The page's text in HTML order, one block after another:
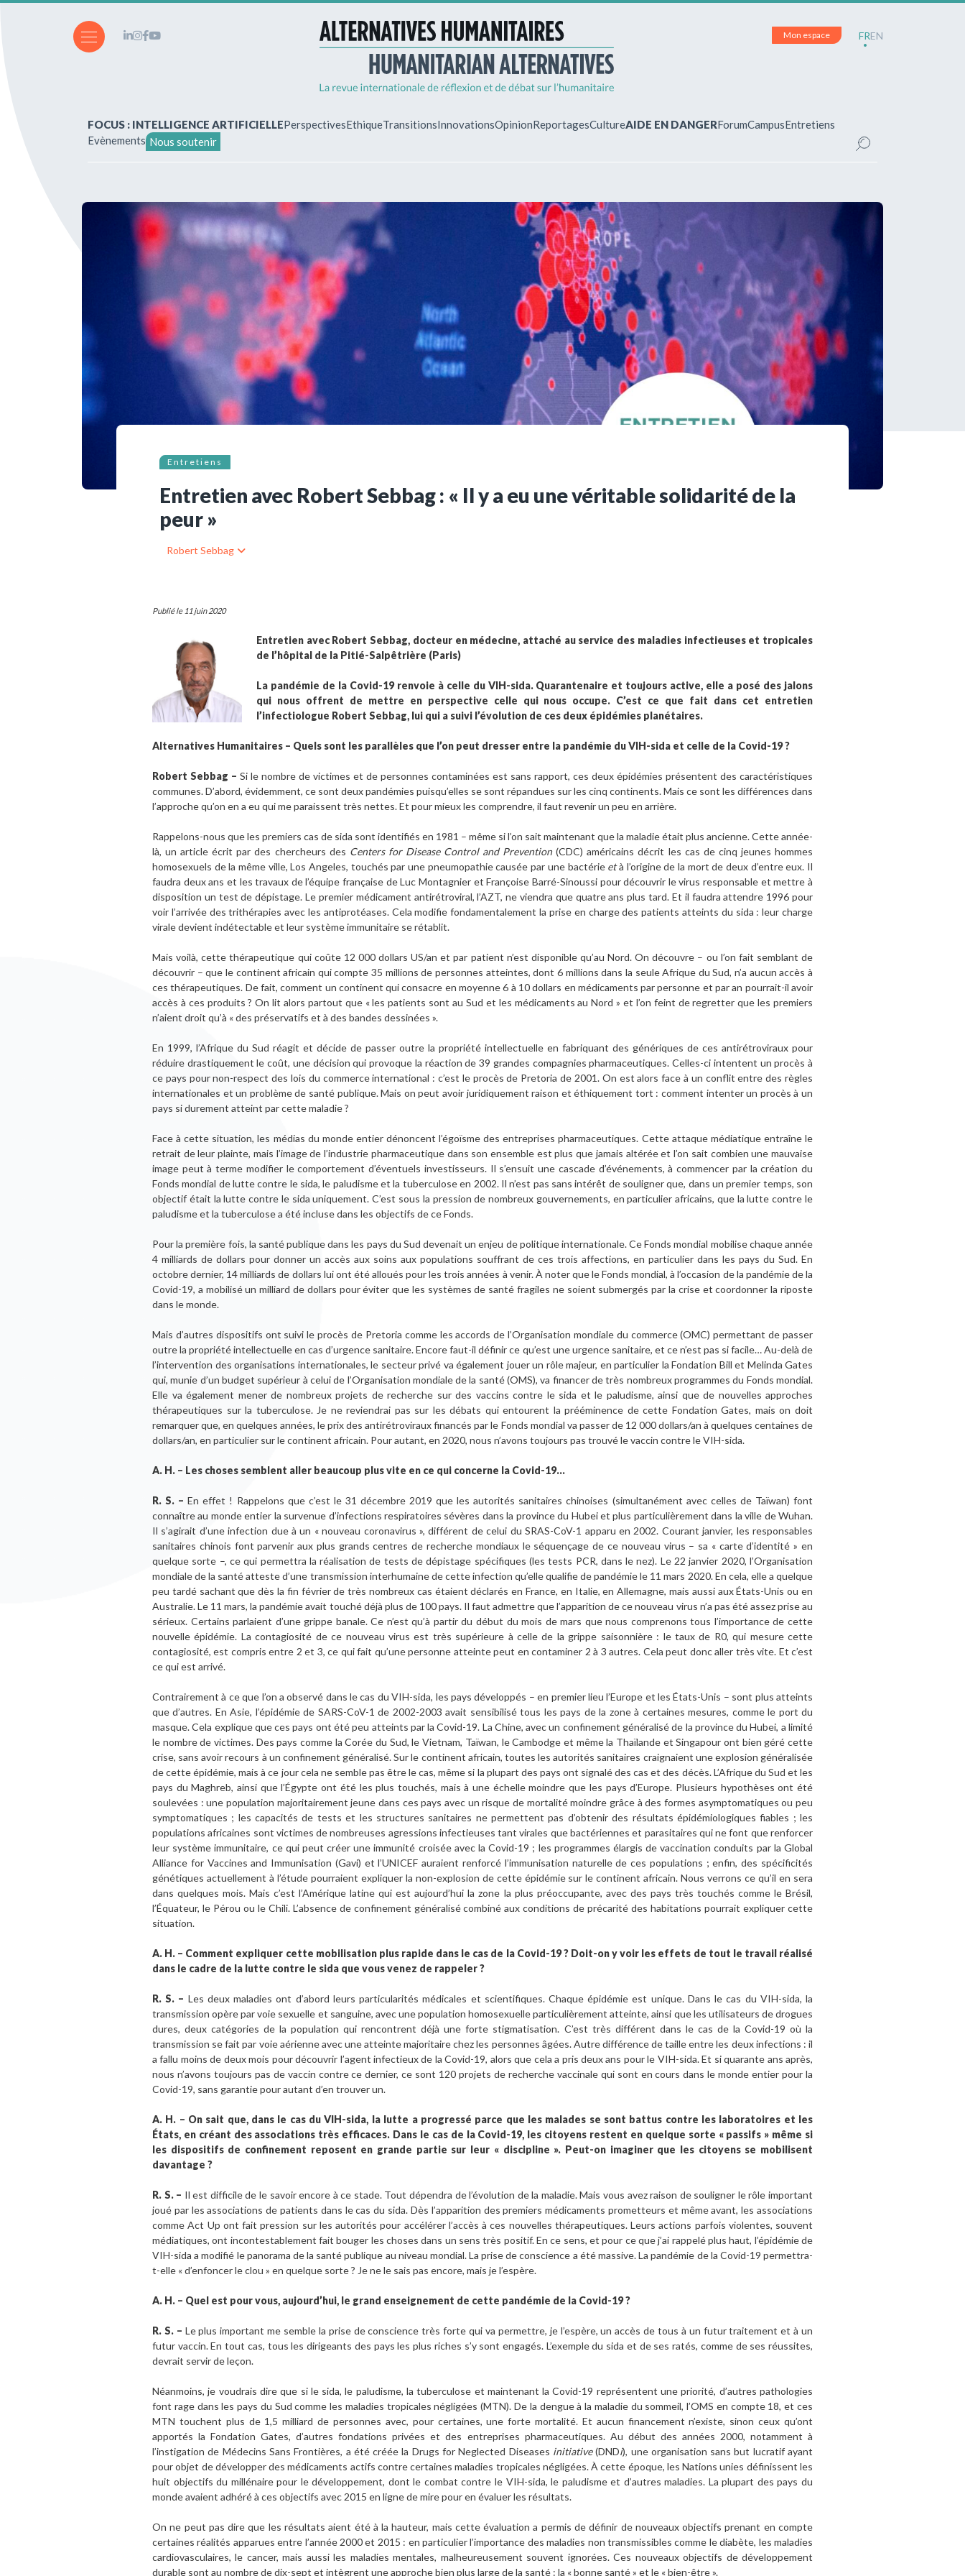
Vous souhaitez écrire ?
Abonnements & achats
Nos parutions
Ressources bibliographiques
Pour nous soutenir
Nous contacter
Vous êtes déjà inscrit(e)?
Identifiez-vous pour accéder à votre espace personnel et
gérer vos abonnements.
Vous n'êtes pas encore membre ?
Créez un compte en quelques clics !
Mon espace FREN
FOCUS : INTELLIGENCE ARTIFICIELLEPerspectivesEthiqueTransitionsInnovationsOpinionReportagesCultureAIDE EN DANGERForumCampusEntretiens
Evènements Nous soutenir
Entretiens
Entretien avec Robert Sebbag : « Il y a eu une véritable solidarité de la
peur »
Robert Sebbag
Publié le 11 juin 2020
Entretien avec Robert Sebbag, docteur en médecine, attaché au service des maladies infectieuses et tropicales
de l’hôpital de la Pitié-Salpêtrière (Paris)
La pandémie de la Covid-19 renvoie à celle du VIH-sida. Quarantenaire et toujours active, elle a posé des jalons
qui nous offrent de mettre en perspective celle qui nous occupe. C’est ce que fait dans cet entretien
l’infectiologue Robert Sebbag, lui qui a suivi l’évolution de ces deux épidémies planétaires.
Alternatives Humanitaires – Quels sont les parallèles que l’on peut dresser entre la pandémie du VIH-sida et celle de la Covid-19 ?
Robert Sebbag – Si le nombre de victimes et de personnes contaminées est sans rapport, ces deux épidémies présentent des caractéristiques
communes. D’abord, évidemment, ce sont deux pandémies puisqu’elles se sont répandues sur les cinq continents. Mais ce sont les différences dans
l’approche qu’on en a eu qui me paraissent très nettes. Et pour mieux les comprendre, il faut revenir un peu en arrière.
Rappelons-nous que les premiers cas de sida sont identifiés en 1981 – même si l’on sait maintenant que la maladie était plus ancienne. Cette année-
là, un article écrit par des chercheurs des Centers for Disease Control and Prevention(CDC) américains décrit les cas de cinq jeunes hommes
homosexuels de la même ville, Los Angeles, touchés par une pneumopathie causée par une bactérie età l’origine de la mort de deux d’entre eux. Il
faudra deux ans et les travaux de l’équipe française de Luc Montagnier et Françoise Barré-Sinoussi pour découvrir le virus responsable et mettre à
disposition un test de dépistage. Le premier médicament antirétroviral, l’AZT, ne viendra que quatre ans plus tard. Et il faudra attendre 1996 pour
voir l’arrivée des trithérapies avec les antiprotéases. Cela modifie fondamentalement la prise en charge des patients atteints du sida : leur charge
virale devient indétectable et leur système immunitaire se rétablit.
Mais voilà, cette thérapeutique qui coûte 12 000 dollars US/an et par patient n’est disponible qu’au Nord. On découvre – ou l’on fait semblant de
découvrir – que le continent africain qui compte 35 millions de personnes atteintes, dont 6 millions dans la seule Afrique du Sud, n’a aucun accès à
ces thérapeutiques. De fait, comment un continent qui consacre en moyenne 6 à 10 dollars en médicaments par personne et par an pourrait-il avoir
accès à ces produits ? On lit alors partout que « les patients sont au Sud et les médicaments au Nord » et l’on feint de regretter que les premiers
n’aient droit qu’à « des préservatifs et à des bandes dessinées ».
En 1999, l’Afrique du Sud réagit et décide de passer outre la propriété intellectuelle en fabriquant des génériques de ces antirétroviraux pour
réduire drastiquement le coût, une décision qui provoque la réaction de 39 grandes compagnies pharmaceutiques. Celles-ci intentent un procès à
ce pays pour non-respect des lois du commerce international : c’est le procès de Pretoria de 2001. On est alors face à un conflit entre des règles
internationales et un problème de santé publique. Mais on peut avoir juridiquement raison et éthiquement tort : comment intenter un procès à un
pays si durement atteint par cette maladie ?
Face à cette situation, les médias du monde entier dénoncent l’égoïsme des entreprises pharmaceutiques. Cette attaque médiatique entraîne le
retrait de leur plainte, mais l’image de l’industrie pharmaceutique dans son ensemble est plus que jamais altérée et l’on sait combien une mauvaise
image peut à terme modifier le comportement d’éventuels investisseurs. Il s’ensuit une cascade d’événements, à commencer par la création du
Fonds mondial de lutte contre le sida, le paludisme et la tuberculose en 2002. Il n’est pas sans intérêt de souligner que, dans un premier temps, son
objectif était la lutte contre le sida uniquement. C’est sous la pression de nombreux gouvernements, en particulier africains, que la lutte contre le
paludisme et la tuberculose a été incluse dans les objectifs de ce Fonds.
Pour la première fois, la santé publique dans les pays du Sud devenait un enjeu de politique internationale. Ce Fonds mondial mobilise chaque année
4 milliards de dollars pour donner un accès aux soins aux populations souffrant de ces trois affections, en particulier dans les pays du Sud. En
octobre dernier, 14 milliards de dollars lui ont été alloués pour les trois années à venir. À noter que le Fonds mondial, à l’occasion de la pandémie de la
Covid-19, a mobilisé un milliard de dollars pour éviter que les systèmes de santé fragiles ne soient submergés par la crise et coordonner la riposte
dans le monde.
Mais d’autres dispositifs ont suivi le procès de Pretoria comme les accords de l’Organisation mondiale du commerce (OMC) permettant de passer
outre la propriété intellectuelle en cas d’urgence sanitaire. Encore faut-il définir ce qu’est une urgence sanitaire, et ce n’est pas si facile… Au-delà de
l’intervention des organisations internationales, le secteur privé va également jouer un rôle majeur, en particulier la Fondation Bill et Melinda Gates
qui, munie d’un budget supérieur à celui de l’Organisation mondiale de la santé (OMS), va financer de très nombreux programmes du Fonds mondial.
Elle va également mener de nombreux projets de recherche sur des vaccins contre le sida et le paludisme, ainsi que de nouvelles approches
thérapeutiques sur la tuberculose. Je ne reviendrai pas sur les débats qui entourent la prééminence de cette Fondation Gates, mais on doit
remarquer que, en quelques années, le prix des antirétroviraux financés par le Fonds mondial va passer de 12 000 dollars/an à quelques centaines de
dollars/an, en particulier sur le continent africain. Pour autant, en 2020, nous n’avons toujours pas trouvé le vaccin contre le VIH-sida.
A. H. – Les choses semblent aller beaucoup plus vite en ce qui concerne la Covid-19…
R. S. –En effet ! Rappelons que c’est le 31 décembre 2019 que les autorités sanitaires chinoises (simultanément avec celles de Taïwan) font
connaître au monde entier la survenue d’infections respiratoires sévères dans la province du Hubei et plus particulièrement dans la ville de Wuhan.
Il s’agirait d’une infection due à un « nouveau coronavirus », différent de celui du SRAS-CoV-1 apparu en 2002. Courant janvier, les responsables
sanitaires chinois font parvenir aux plus grands centres de recherche mondiaux le séquençage de ce nouveau virus – sa « carte d’identité » en
quelque sorte –, ce qui permettra la réalisation de tests de dépistage spécifiques (les tests PCR, dans le nez). Le 22 janvier 2020, l’Organisation
mondiale de la santé atteste d’une transmission interhumaine de cette infection qu’elle qualifie de pandémie le 11 mars 2020. En cela, elle a quelque
peu tardé sachant que dès la fin février de très nombreux cas étaient déclarés en France, en Italie, en Allemagne, mais aussi aux États-Unis ou en
Australie. Le 11 mars, la pandémie avait touché déjà plus de 100 pays. Il faut admettre que l’apparition de ce nouveau virus n’a pas été assez prise au
sérieux. Certains parlaient d’une grippe banale. Ce n’est qu’à partir du début du mois de mars que nous comprenons tous l’importance de cette
nouvelle épidémie. La contagiosité de ce nouveau virus est très supérieure à celle de la grippe saisonnière : le taux de R0, qui mesure cette
contagiosité, est compris entre 2 et 3, ce qui fait qu’une personne atteinte peut en contaminer 2 à 3 autres. Cela peut donc aller très vite. Et c’est
ce qui est arrivé.
Contrairement à ce que l’on a observé dans le cas du VIH-sida, les pays développés – en premier lieu l’Europe et les États-Unis – sont plus atteints
que d’autres. En Asie, l’épidémie de SARS-CoV-1 de 2002-2003 avait sensibilisé tous les pays de la zone à certaines mesures, comme le port du
masque. Cela explique que ces pays ont été peu atteints par la Covid-19. La Chine, avec un confinement généralisé de la province du Hubei, a limité
le nombre de victimes. Des pays comme la Corée du Sud, le Vietnam, Taïwan, le Cambodge et même la Thaïlande et Singapour ont bien géré cette
crise, sans avoir recours à un confinement généralisé. Sur le continent africain, toutes les autorités sanitaires craignaient une explosion généralisée
de cette épidémie, mais à ce jour cela ne semble pas être le cas, même si la plupart des pays ont signalé des cas et des décès. L’Afrique du Sud et les
pays du Maghreb, ainsi que l’Égypte ont été les plus touchés, mais à une échelle moindre que les pays d’Europe. Plusieurs hypothèses ont été
soulevées : une population majoritairement jeune dans ces pays avec un risque de mortalité moindre grâce à des formes asymptomatiques ou peu
symptomatiques ; les capacités de tests et les structures sanitaires ne permettent pas d’obtenir des résultats épidémiologiques fiables ; les
populations africaines sont victimes de nombreuses agressions infectieuses tant virales que bactériennes et parasitaires qui ne font que renforcer
leur système immunitaire, ce qui peut créer une immunité croisée avec la Covid-19 ; les programmes élargis de vaccination conduits par la Global
Alliance for Vaccines and Immunisation (Gavi) et l’UNICEF auraient renforcé l’immunisation naturelle de ces populations ; enfin, des spécificités
génétiques actuellement à l’étude pourraient expliquer la non-explosion de cette épidémie sur le continent africain. Nous verrons ce qu’il en sera
dans quelques mois. Mais c’est l’Amérique latine qui est aujourd’hui la zone la plus préoccupante, avec des pays très touchés comme le Brésil,
l’Équateur, le Pérou ou le Chili. L’absence de confinement généralisé combiné aux conditions de précarité des habitations pourrait expliquer cette
situation.
A. H. – Comment expliquer cette mobilisation plus rapide dans le cas de la Covid-19 ? Doit-on y voir les effets de tout le travail réalisé
dans le cadre de la lutte contre le sida que vous venez de rappeler ?
R. S. – Les deux maladies ont d’abord leurs particularités médicales et scientifiques. Chaque épidémie est unique. Dans le cas du VIH-sida, la
transmission opère par voie sexuelle et sanguine, avec une population homosexuelle particulièrement atteinte, ainsi que les utilisateurs de drogues
dures, deux catégories de la population qui rencontrent déjà une forte stigmatisation. C’est très différent dans le cas de la Covid-19 où la
transmission se fait par voie aérienne avec une atteinte majoritaire chez les personnes âgées. Autre différence de taille entre les deux infections : il
a fallu moins de deux mois pour découvrir l’agent infectieux de la Covid-19, alors que cela a pris deux ans pour le VIH-sida. Et si quarante ans après,
nous n’avons toujours pas de vaccin contre ce dernier, ce sont 120 projets de recherche vaccinale qui sont en cours dans le monde entier pour la
Covid-19, sans garantie pour autant d’en trouver un.
A. H. – On sait que, dans le cas du VIH-sida, la lutte a progressé parce que les malades se sont battus contre les laboratoires et les
États, en créant des associations très efficaces. Dans le cas de la Covid-19, les citoyens restent en quelque sorte « passifs » même si
les dispositifs de confinement reposent en grande partie sur leur « discipline ». Peut-on imaginer que les citoyens se mobilisent
davantage ?
R. S. – Il est difficile de le savoir encore à ce stade. Tout dépendra de l’évolution de la maladie. Mais vous avez raison de souligner le rôle important
joué par les associations de patients dans le cas du sida. Dès l’apparition des premiers médicaments prometteurs et même avant, les associations
comme Act Up ont fait pression sur les autorités pour accélérer l’accès à ces nouvelles thérapeutiques. Leurs actions parfois violentes, souvent
médiatiques, ont incontestablement fait bouger les choses dans un sens très positif. En ce sens, et pour ce que j’ai rappelé plus haut, l’épidémie de
VIH-sida a modifié le panorama de la santé publique au niveau mondial. La prise de conscience a été massive. La pandémie de la Covid-19 permettra-
t-elle « d’enfoncer le clou » en quelque sorte ? Je ne le sais pas encore, mais je l’espère.
A. H. – Quel est pour vous, aujourd’hui, le grand enseignement de cette pandémie de la Covid-19 ?
R. S. – Le plus important me semble la prise de conscience très forte qui va permettre, je l’espère, un accès de tous à un futur traitement et à un
futur vaccin. En tout cas, tous les dirigeants des pays les plus riches s’y sont engagés. L’exemple du sida et de ses ratés, comme de ses réussites,
devrait servir de leçon.
Néanmoins, je voudrais dire que si le sida, le paludisme, la tuberculose et maintenant la Covid-19 représentent une priorité, d’autres pathologies
font rage dans les pays du Sud comme les maladies tropicales négligées (MTN). De la dengue à la maladie du sommeil, l’OMS en compte 18, et ces
MTN touchent plus de 1,5 milliard de personnes avec, pour certaines, une forte mortalité. Et aucun financement n’existe, sinon ceux qu’ont
apportés la Fondation Gates, d’autres fondations privées et des entreprises pharmaceutiques. Au début des années 2000, notamment à
l’instigation de Médecins Sans Frontières, a été créée la Drugs for Neglected Diseases initiative(DNDi), une organisation sans but lucratif ayant
pour objet de développer des médicaments actifs contre certaines maladies tropicales négligées. À cette époque, les Nations unies définissent les
huit objectifs du millénaire pour le développement, dont le combat contre le VIH-sida, le paludisme et d’autres maladies. La plupart des pays du
monde avaient adhéré à ces objectifs avec 2015 en ligne de mire pour en évaluer les résultats.
On ne peut pas dire que les résultats aient été à la hauteur, mais cette évaluation a permis de définir de nouveaux objectifs prenant en compte
certaines réalités apparues entre l’année 2000 et 2015 : en particulier l’importance des maladies non transmissibles comme le diabète, les maladies
cardiovasculaires, le cancer, mais aussi les maladies mentales, malheureusement souvent ignorées. Ces nouveaux objectifs de développement
durable sont au nombre de dix-sept et intègrent une approche bien plus large de la santé : la « bonne santé » et le « bien-être ».